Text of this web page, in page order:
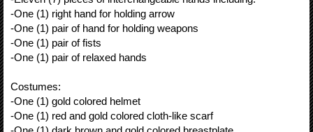
-One (1) right hand for holding arrow
-One (1) pair of hand for holding weapons
-One (1) pair of fists
-One (1) pair of relaxed hands
Costumes:
-One (1) gold colored helmet
-One (1) red and gold colored cloth-like scarf